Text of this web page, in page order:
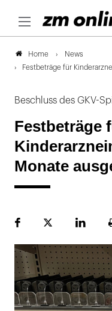
Home
News
Festbeträge für
Beschluss des GKV-
Festbeträge
Monate
FacebookPlattformLinekdIn